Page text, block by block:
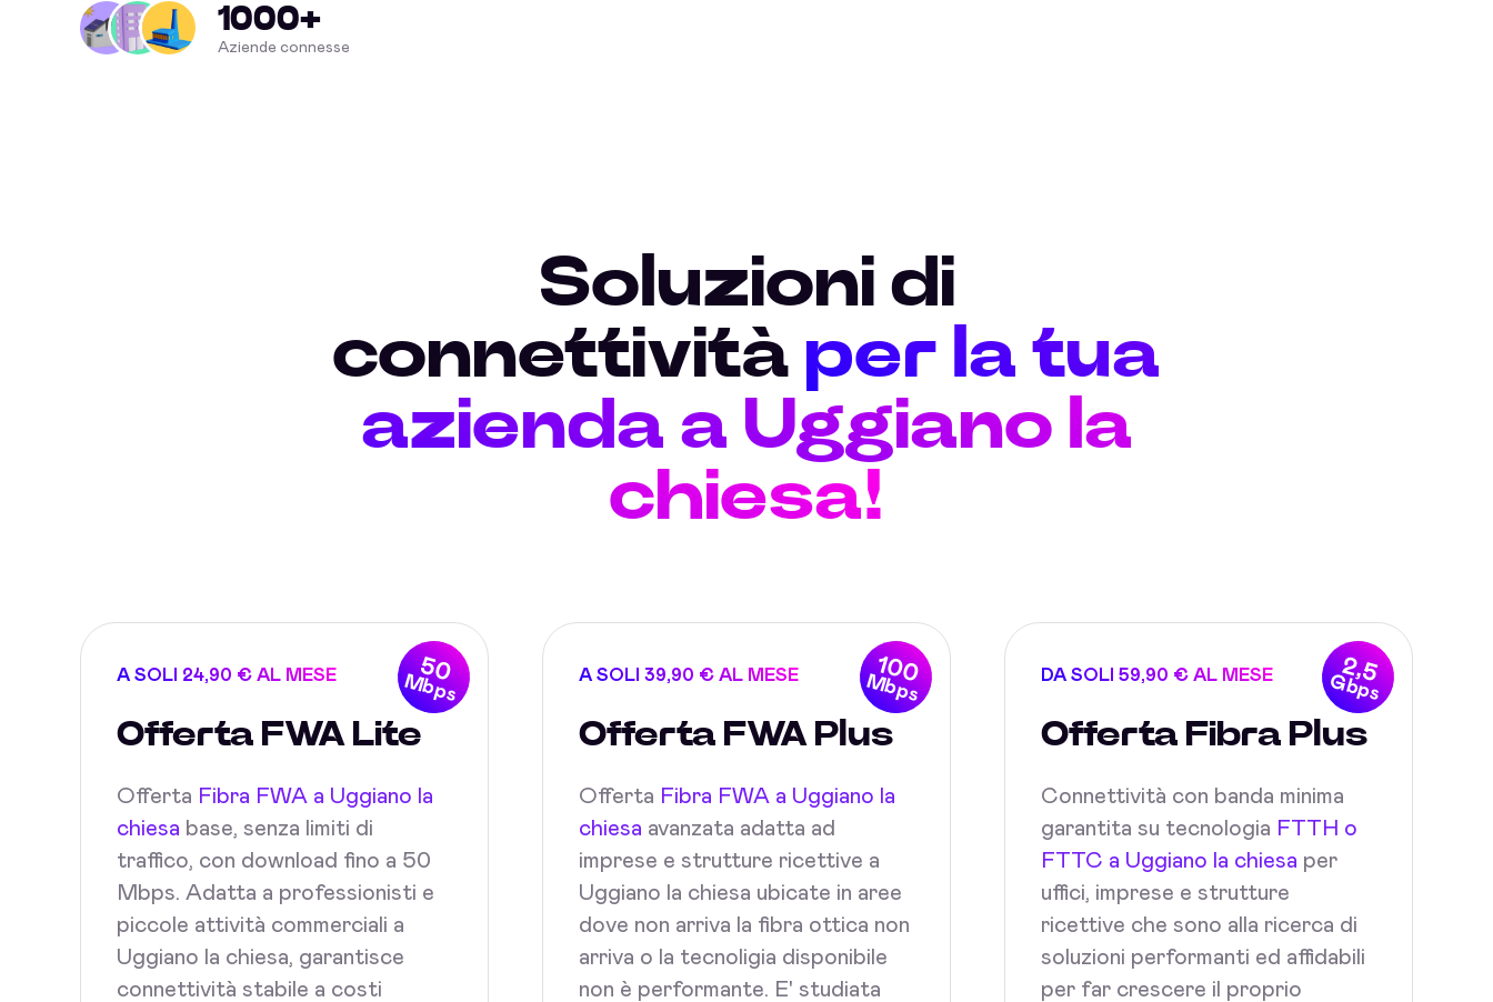
1000+
Aziende connesse
Soluzioni di
connettività per la tua
azienda a Uggiano la
chiesa!
50
Mbps
A SOLI 24,90 € AL MESE
Offerta FWA Lite
Offerta Fibra FWA a Uggiano la
chiesa base, senza limiti di
traffico, con download fino a 50
Mbps. Adatta a professionisti e
piccole attività commerciali a
Uggiano la chiesa, garantisce
connettività stabile a costi
100
Mbps
A SOLI 39,90 € AL MESE
Offerta FWA Plus
Offerta Fibra FWA a Uggiano la
chiesa avanzata adatta ad
imprese e strutture ricettive a
Uggiano la chiesa ubicate in aree
dove non arriva la fibra ottica non
arriva o la tecnoligia disponibile
non è performante. E' studiata
2,5
Gbps
DA SOLI 59,90 € AL MESE
Offerta Fibra Plus
Connettività con banda minima
garantita su tecnologia FTTH o
FTTC a Uggiano la chiesa per
uffici, imprese e strutture
ricettive che sono alla ricerca di
soluzioni performanti ed affidabili
per far crescere il proprio